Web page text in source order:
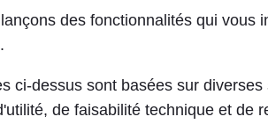
des fonctionnalités qui
ci-dessus sont basées sur
de faisabilité technique et